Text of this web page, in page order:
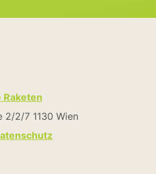
Raketen
2/2/7 1130 Wien